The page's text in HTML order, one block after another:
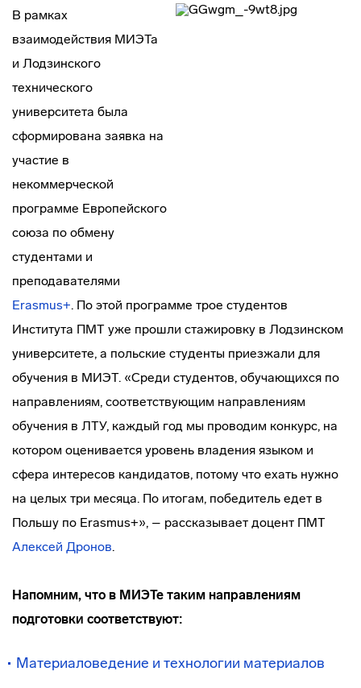
В рамках
взаимодействия МИЭТа
и Лодзинского
технического
университета была
сформирована заявка на
участие в
некоммерческой
программе Европейского
союза по обмену
студентами и
преподавателями
Erasmus+. По этой программе трое студентов
Института ПМТ уже прошли стажировку в Лодзинском
университете, а польские студенты приезжали для
обучения в МИЭТ. «Среди студентов, обучающихся по
направлениям, соответствующим направлениям
обучения в ЛТУ, каждый год мы проводим конкурс, на
котором оценивается уровень владения языком и
сфера интересов кандидатов, потому что ехать нужно
на целых три месяца. По итогам, победитель едет в
Польшу по Erasmus+», – рассказывает доцент ПМТ
Алексей Дронов.
Напомним, что в МИЭТе таким направлениям
подготовки соответствуют:
Материаловедение и технологии материалов